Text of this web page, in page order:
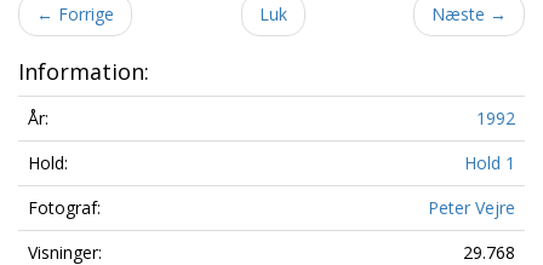
← Forrige Luk Næste →
Information:
År:
1992
Hold:
Hold 1
Fotograf:
Peter Vejre
Visninger:
29.768